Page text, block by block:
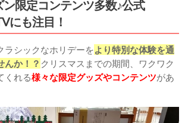
限定コンテンツ多数♪公式
にも注目！
ラシックなホリデーをより特別な体験を通
んか！？ クリスマスまでの期間、ワクワク
くれる様々な限定グッズやコンテンツがあ